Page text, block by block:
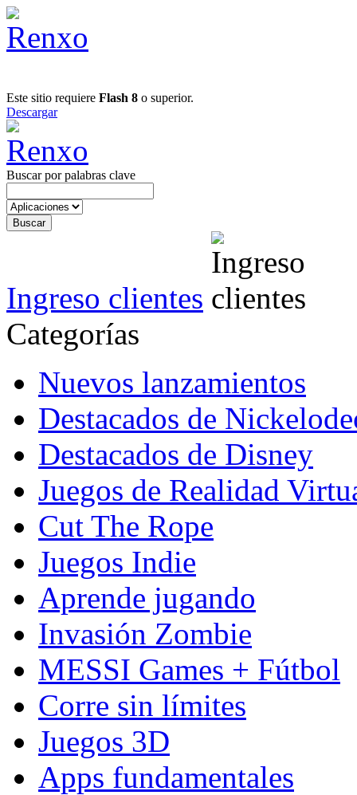
Este sitio requiere Flash 8 o superior.
Descargar
Buscar por palabras clave
Ingreso clientes
Categorías
Nuevos lanzamientos
Destacados de
Destacados de Disney
Juegos de Realidad
Cut The Rope
Juegos Indie
Aprende jugando
Invasión Zombie
MESSI Games + Fútbol
Corre sin límites
Juegos 3D
Apps fundamentales